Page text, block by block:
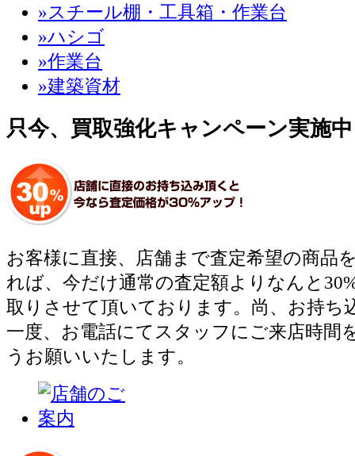
»スチール棚・工具箱・作業台
»ハシゴ
»作業台
只今、買取強化キャンペーン実施
お客様に直接、店舗まで査定希望の商品
れば、今だけ通常の査定額よりなんと
取りさせて頂いております。尚、お持ち
一度、お電話にてスタッフにご来店時間